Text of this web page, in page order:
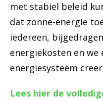
met stabiel beleid
dat zonne-energie
iedereen,
energiekosten en we
energiesysteem
Lees hier de